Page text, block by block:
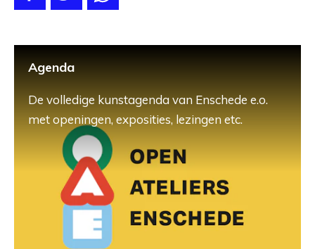
Agenda
De volledige kunstagenda van Enschede e.o.
met openingen, exposities, lezingen etc.